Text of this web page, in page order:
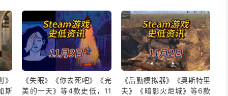
斯
《失眠》《你去死吧》《完
美的一天》等4款史低，11
《后勤模拟器》《奥斯特里
夫》《暗影火炬城》等6款